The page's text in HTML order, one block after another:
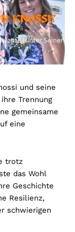
und seine
Trennung
gemeinsame
eine
trotz
das Wohl
Geschichte
Resilienz,
schwierigen